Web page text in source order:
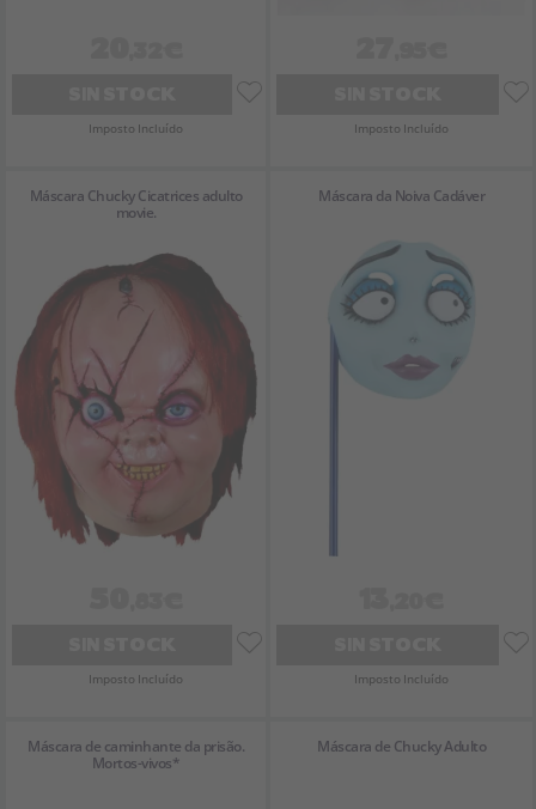
Imposto Incluído Imposto Incluído
Máscara Chucky Cicatrices adulto
movie.
Imposto Incluído
Máscara da Noiva Cadáver
Imposto Incluído
Máscara de caminhante da prisão.
Mortos-vivos*
Máscara de Chucky Adulto